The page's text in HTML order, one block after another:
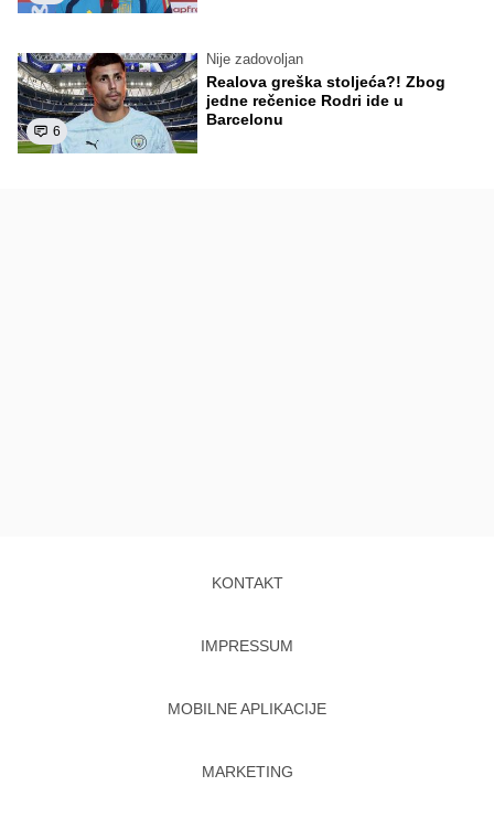
6
Nije zadovoljan
Realova greška stoljeća?! Zbog
jedne rečenice Rodri ide u
Barcelonu
KONTAKT
IMPRESSUM
MOBILNE APLIKACIJE
MARKETING